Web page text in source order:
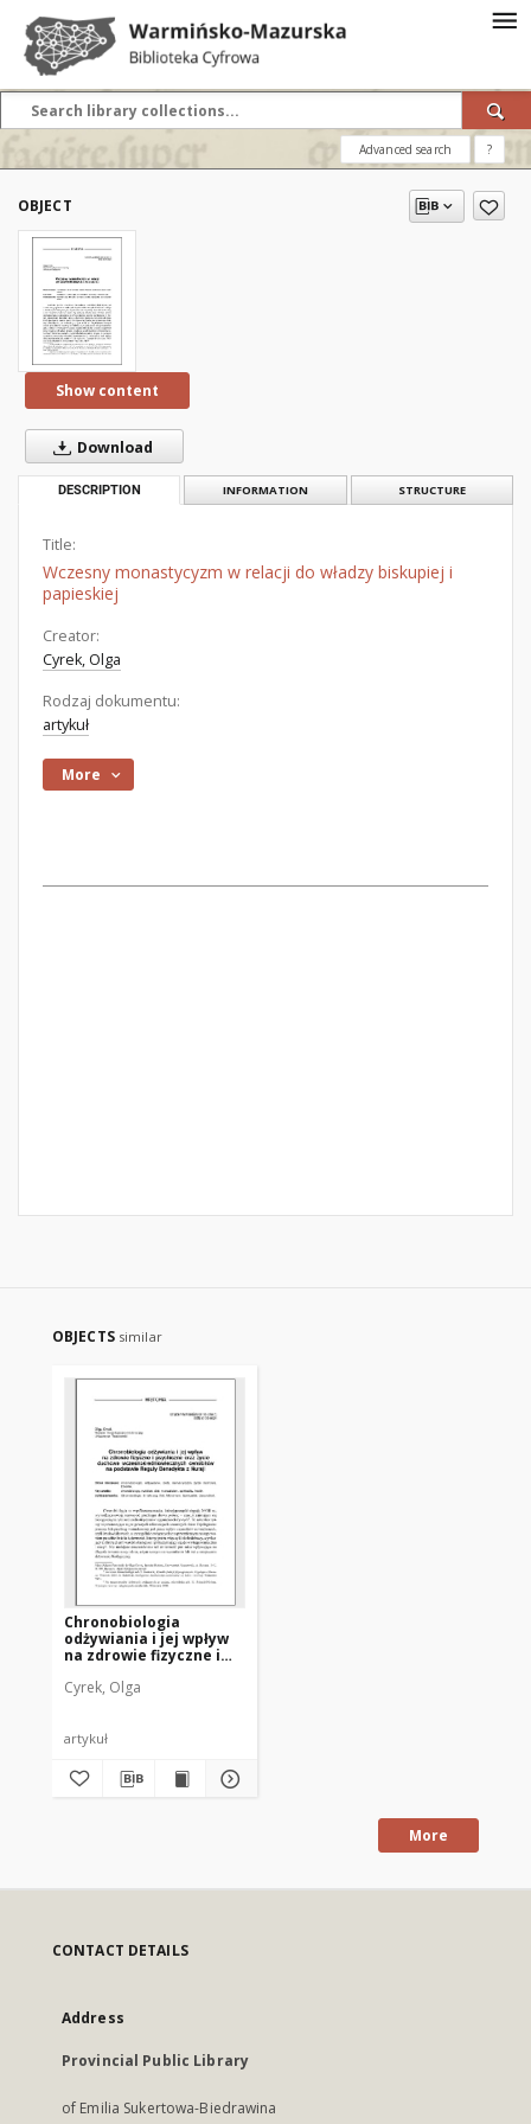
Advanced search ?
OBJECT
Show content
Download
DESCRIPTION INFORMATION STRUCTURE
Title:
Wczesny monastycyzm w relacji do władzy biskupiej i
papieskiej
Creator:
Cyrek, Olga
Rodzaj dokumentu:
artykuł
More
OBJECTS similar
Chronobiologia
odżywiania i jej wpływ
na zdrowie fizyczne i
duchowe
podstawie Reguły
Cyrek, Olga
artykuł
More
CONTACT DETAILS
Address
Provincial Public Library
of Emilia Sukertowa-Biedrawina